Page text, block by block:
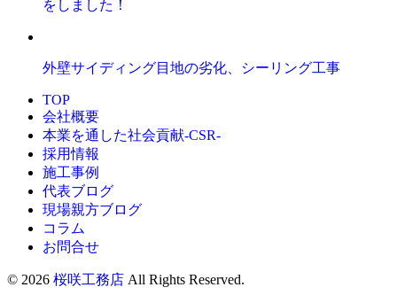
をしました！
外壁サイディング目地の劣化、シーリング工事
TOP
会社概要
本業を通した社会貢献-CSR-
採用情報
施工事例
代表ブログ
現場親方ブログ
コラム
お問合せ
© 2026 桜咲工務店 All Rights Reserved.